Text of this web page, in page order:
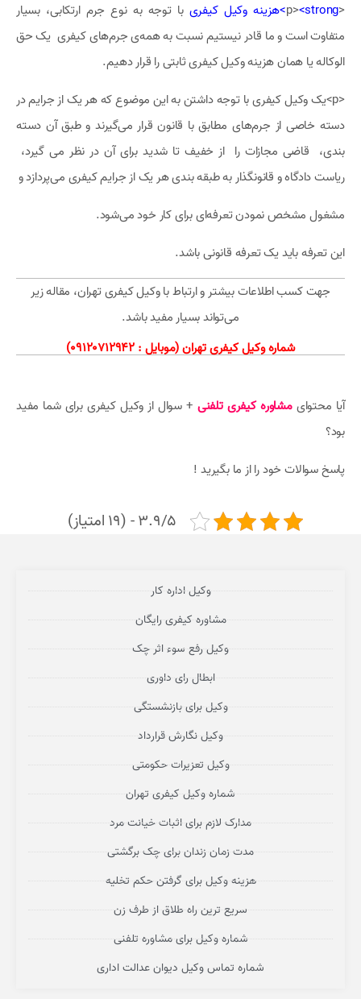
<p><strong>هزینه وکیل کیفری
با توجه به نوع جرم ارتکابی، بسیار
متفاوت است و ما قادر نیستیم نسبت به همه‌ی جرم‌های کیفری یک حق
الوکاله یا همان هزینه وکیل کیفری ثابتی را قرار دهیم.
<p>یک وکیل کیفری با توجه داشتن به این موضوع که هر یک از جرایم در
دسته خاصی از جرم‌های مطابق با قانون قرار می‌گیرند و طبق آن دسته
بندی، قاضی مجازات را از خفیف تا شدید برای آن در نظر می گیرد،
ریاست دادگاه و قانونگذار به طبقه بندی هر یک از جرایم کیفری می‌پردازد و
مشغول مشخص نمودن تعرفه‌ای برای کار خود می‌شود.
این تعرفه باید یک تعرفه قانونی باشد.
جهت کسب اطلاعات بیشتر و ارتباط با وکیل کیفری تهران، مقاله زیر
می‌تواند بسیار مفید باشد.
شماره وکیل کیفری تهران (موبایل : 09120712942)
آیا محتوایمشاوره کیفری تلفنی + سوال از وکیل کیفری برای شما مفید
بود؟
پاسخ سوالات خود را از ما بگیرید !
3.9/5 - (19 امتیاز)
وکیل اداره کار
مشاوره کیفری رایگان
وکیل رفع سوء اثر چک
ابطال رای داوری
وکیل برای بازنشستگی
وکیل نگارش قرارداد
وکیل تعزیرات حکومتی
شماره وکیل کیفری تهران
مدارک لازم برای اثبات خیانت مرد
مدت زمان زندان برای چک برگشتی
هزینه وکیل برای گرفتن حکم تخلیه
سریع ترین راه طلاق از طرف زن
شماره وکیل برای مشاوره تلفنی
شماره تماس وکیل دیوان عدالت اداری